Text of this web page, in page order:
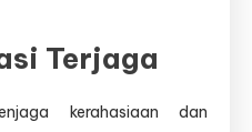
Terjaga
kerahasiaan dan